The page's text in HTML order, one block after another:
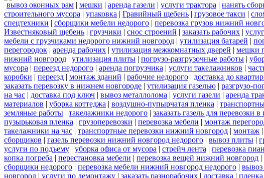
вывоз оконных рам | мешки | аренда газели | услуги трактора | нанять
строительного мусора | упаковка | Гравийный щебень | грузовое такси |
спецтехники | сборщики мебели недорого | перевозка грузов нижний
Известняковый щебень | грузчики | снос строений | заказать рабочих |
мебели с грузчиками недорого нижний новгород | утилизация батарей |
перегородок | аренда рабочих | утилизация межкомнатных дверей | мешки
нижний новгород | утилизация плиты | погрузо-разгрузочные работы |
мусора | переезд недорого | аренда погрузчика | услуги такелажников |
коробки | переезд | монтаж зданий | рабочие недорого | доставка до
заказать перевозку в нижнем новгороде | утилизация газелью | разгрузо-
на час | доставка под ключ | вывоз металлолома | услуги газели | аренда
материалов | уборка коттеджа | воздушно-пупырчатая пленка |
земляные работы | такелажники недорого | заказать газель для перевозки
пузырьковая пленка | грузоперевозки | перевозка мебели | монтаж
такелажники на час | транспортные перевозки нижний новгород | монтаж |
сборщиков | газель перевозки нижний новгород недорого | вывоз плиты |
услуги по подъему | уборка офиса от мусора | стрейч лента | перевозка
копка погреба | перестановка мебели | перевозка вещей нижний новгород |
сборщики недорого | перевозка мебели нижний новгород недорого | вывоз
новгород | услуги по демонтажу | заказать разнорабочих | доставка | пленка